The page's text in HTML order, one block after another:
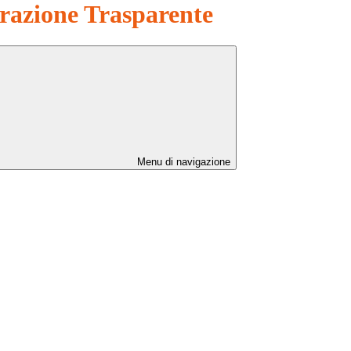
Trasparente
Menu di navigazione